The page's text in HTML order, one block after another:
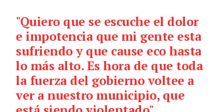
"Quiero que se escuche el dolor
e impotencia que mi gente esta
sufriendo y que cause eco hasta
lo más alto. Es hora de que toda
la fuerza del gobierno voltee a
ver a nuestro municipio, que